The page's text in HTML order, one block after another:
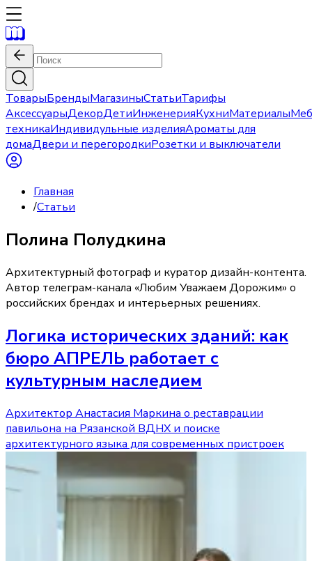
ТоварыБрендыМагазиныСтатьиТарифы
АксессуарыДекорДетиИнженерияКухниМатериалы
техникаИндивидульные изделияАроматы для
домаДвери и перегородкиРозетки и выключатели
Главная
/Статьи
Полина Полудкина
Архитектурный фотограф и куратор дизайн-контента.
Автор телеграм-канала «Любим Уважаем Дорожим» о
российских брендах и интерьерных решениях.
Логика исторических зданий: как
бюро АПРЕЛЬ работает с
культурным наследием
Архитектор Анастасия Маркина о реставрации
павильона на Рязанской ВДНХ и поиске
архитектурного языка для современных пристроек